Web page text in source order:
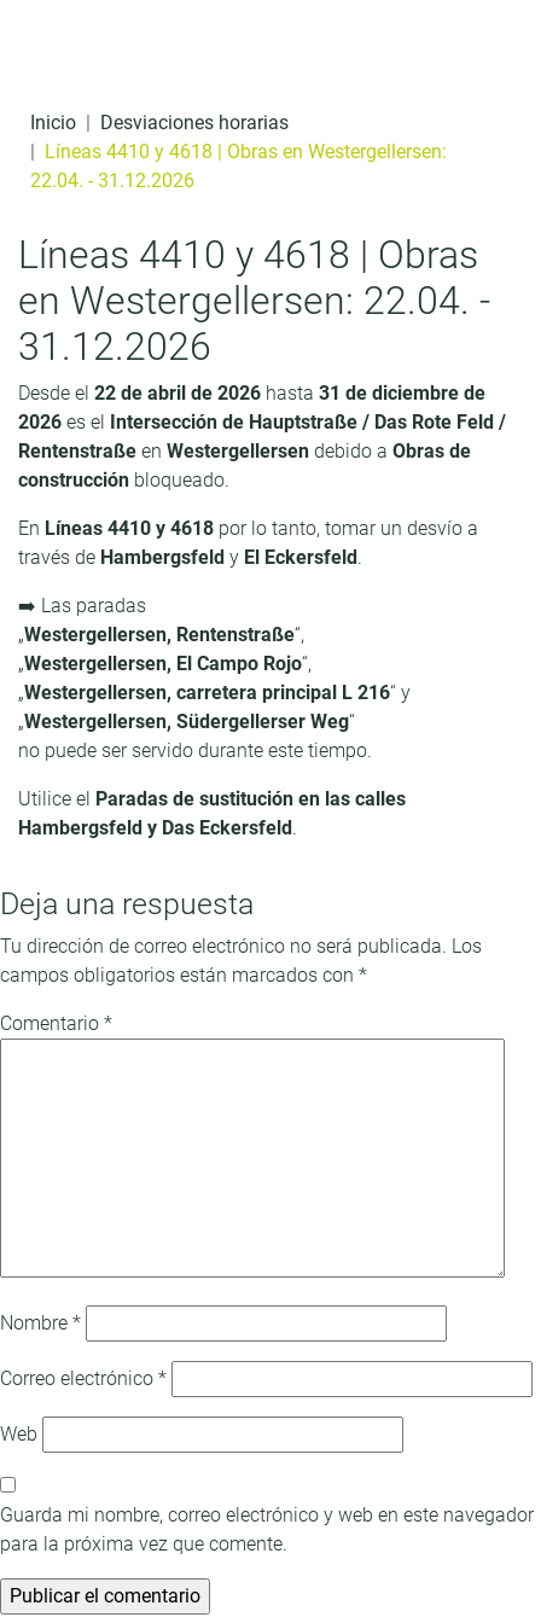
Inicio
Desviaciones horarias
Líneas 4410 y 4618 | Obras en Westergellersen:
22.04. - 31.12.2026
Líneas 4410 y 4618 | Obras
en Westergellersen: 22.04. -
31.12.2026
Desde el 22 de abril de 2026 hasta 31 de diciembre de
2026 es el Intersección de Hauptstraße / Das Rote Feld /
Rentenstraße en Westergellersen debido a Obras de
construcción bloqueado.
En Líneas 4410 y 4618 por lo tanto, tomar un desvío a
través de Hambergsfeld y El Eckersfeld.
➡️ Las paradas
„Westergellersen, Rentenstraße“,
„Westergellersen, El Campo Rojo“,
„Westergellersen, carretera principal L 216“ y
„Westergellersen, Südergellerser Weg“
no puede ser servido durante este tiempo.
Utilice el Paradas de sustitución en las calles
Hambergsfeld y Das Eckersfeld.
Deja una respuesta
Tu dirección de correo electrónico no será publicada. Los
campos obligatorios están marcados con *
Comentario *
Nombre *
Correo electrónico *
Web
Guarda mi nombre, correo electrónico y web en este navegador
para la próxima vez que comente.